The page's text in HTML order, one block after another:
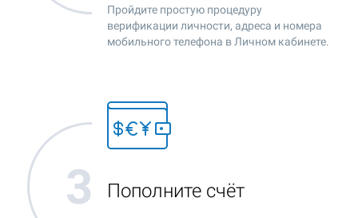
Пройдите простую процедуру
верификации личности, адреса и номера
мобильного телефона в Личном кабинете.
Пополните счёт